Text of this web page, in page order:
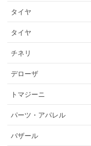
タイヤ
タイヤ
チネリ
デローザ
トマジーニ
パーツ・アパレル
バザール